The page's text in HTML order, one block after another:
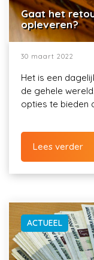
Gaat het
opleveren?
30 maart 2022
Het is een
de gehele
opties te bieden
Lees verder
ACTUEEL